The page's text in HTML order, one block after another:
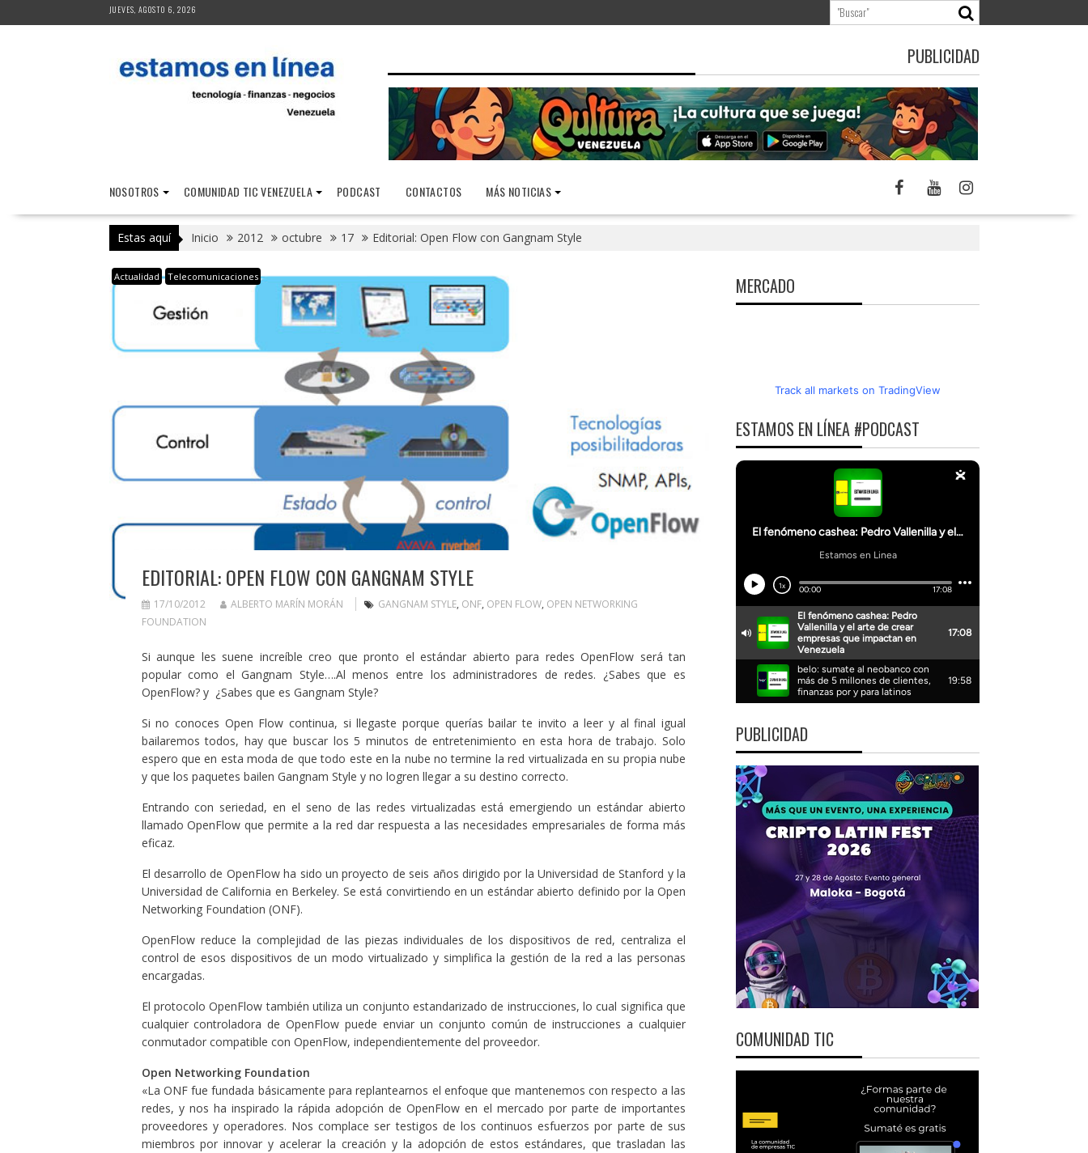
al
JUEVES, AGOSTO 6, 2026
PUBLICIDAD
NOSOTROS COMUNIDAD TIC VENEZUELA PODCAST CONTACTOS MÁS NOTICIAS
Estas aquí Inicio 2012 octubre 17 Editorial: Open Flow con Gangnam Style
Actualidad Telecomunicaciones
EDITORIAL: OPEN FLOW CON GANGNAM STYLE
17/10/2012 ALBERTO MARÍN MORÁN GANGNAM STYLE, ONF, OPEN FLOW, OPEN NETWORKING
FOUNDATION
Si aunque les suene increíble creo que pronto el estándar abierto para redes OpenFlow será tan
popular como el Gangnam Style….Al menos entre los administradores de redes. ¿Sabes que es
OpenFlow? y ¿Sabes que es Gangnam Style?
Si no conoces Open Flow continua, si llegaste porque querías bailar te invito a leer y al final igual
bailaremos todos, hay que buscar los 5 minutos de entretenimiento en esta hora de trabajo. Solo
espero que en esta moda de que todo este en la nube no termine la red virtualizada en su propia nube
y que los paquetes bailen Gangnam Style y no logren llegar a su destino correcto.
Entrando con seriedad, en el seno de las redes virtualizadas está emergiendo un estándar abierto
llamado OpenFlow que permite a la red dar respuesta a las necesidades empresariales de forma más
eficaz.
El desarrollo de OpenFlow ha sido un proyecto de seis años dirigido por la Universidad de Stanford y la
Universidad de California en Berkeley. Se está convirtiendo en un estándar abierto definido por la Open
Networking Foundation (ONF).
OpenFlow reduce la complejidad de las piezas individuales de los dispositivos de red, centraliza el
control de esos dispositivos de un modo virtualizado y simplifica la gestión de la red a las personas
encargadas.
El protocolo OpenFlow también utiliza un conjunto estandarizado de instrucciones, lo cual significa que
cualquier controladora de OpenFlow puede enviar un conjunto común de instrucciones a cualquier
conmutador compatible con OpenFlow, independientemente del proveedor.
Open Networking Foundation
«La ONF fue fundada básicamente para replantearnos el enfoque que mantenemos con respecto a las
redes, y nos ha inspirado la rápida adopción de OpenFlow en el mercado por parte de importantes
proveedores y operadores. Nos complace ser testigos de los continuos esfuerzos por parte de sus
miembros por innovar y acelerar la creación y la adopción de estos estándares, que trasladan las
MERCADO
Track all markets on TradingView
ESTAMOS EN LÍNEA #PODCAST
PUBLICIDAD
COMUNIDAD TIC